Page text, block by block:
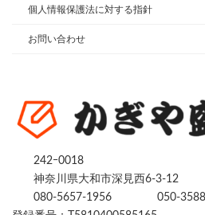
個人情報保護法に対する指針
お問い合わせ
242ｰ0018
神奈川県大和市深見西6-3-12
080-5657-1956
050-